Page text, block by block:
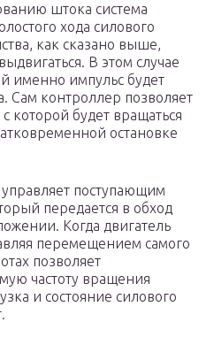
штока система
хода силового
как сказано выше,
В этом случае
именно импульс будет
Сам контроллер позволяет
которой будет вращаться
остановке
поступающим
передается в обход
Когда двигатель
перемещением самого
позволяет
частоту вращения
и состояние силового